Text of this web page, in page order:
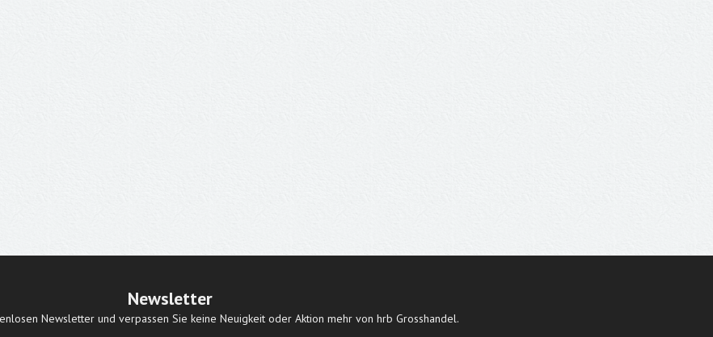
Newsletter
Newsletter und verpassen Sie keine Neuigkeit oder Aktion mehr von hrb Grosshandel.